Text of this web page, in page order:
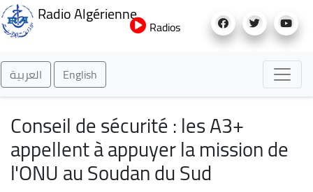
au
Radio Algérienne
Radios
العربية English
Conseil de sécurité : les A3+
appellent à appuyer la mission de
l'ONU au Soudan du Sud